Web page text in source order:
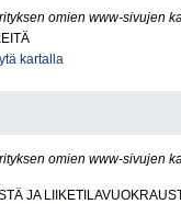
omien www-sivujen
kartalla
omien www-sivujen
JA